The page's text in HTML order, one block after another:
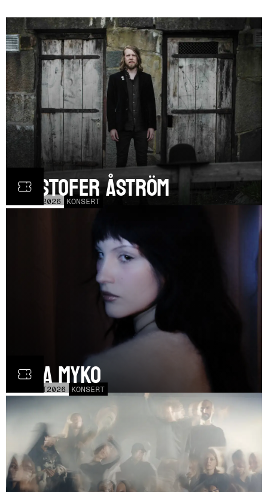
2026 KONSERT
Kristofer Åström
OCT2026 KONSERT
Olga Myko